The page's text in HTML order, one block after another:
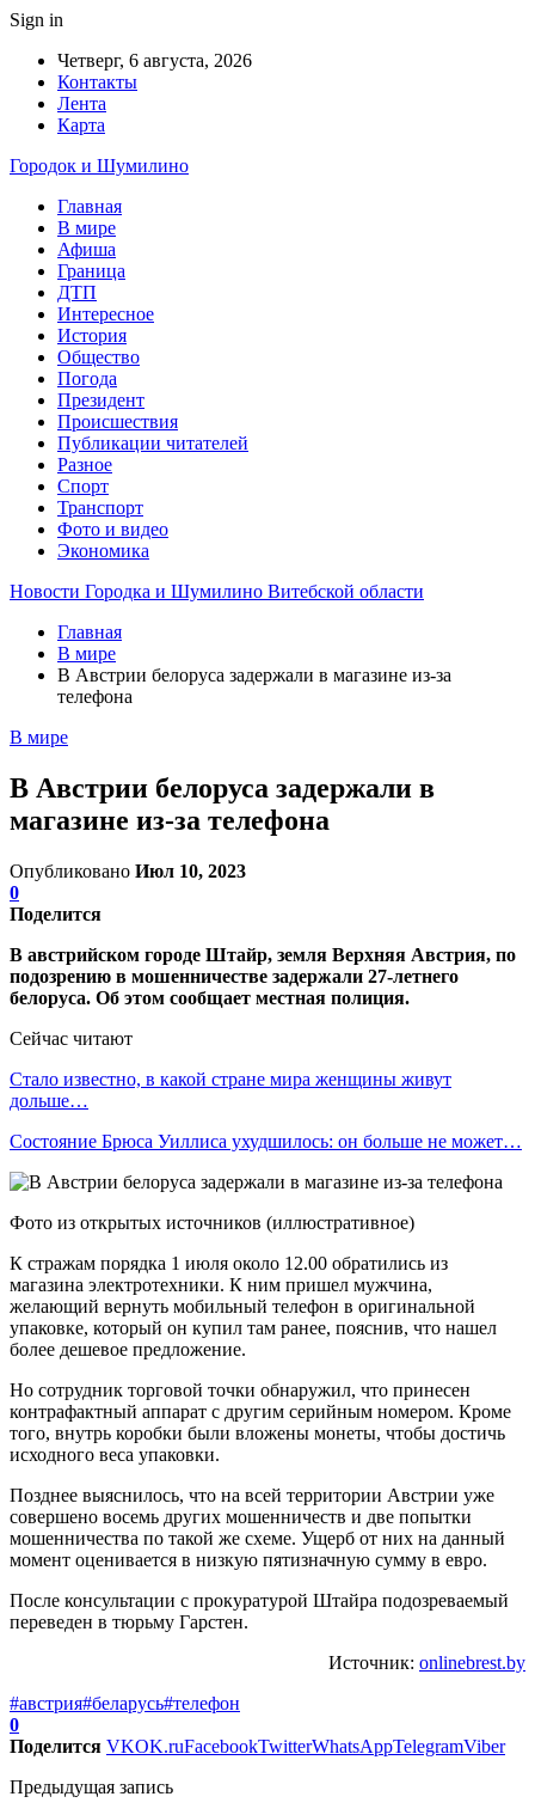
Sign in
Четверг, 6 августа, 2026
Контакты
Лента
Карта
Городок и Шумилино
Главная
В мире
Афиша
Граница
ДТП
Интересное
История
Общество
Погода
Президент
Происшествия
Публикации читателей
Разное
Спорт
Транспорт
Фото и видео
Экономика
Новости Городка и Шумилино Витебской области
Главная
В мире
В Австрии белоруса задержали в магазине из-за
телефона
В мире
В Австрии белоруса задержали в
магазине из-за телефона
Опубликовано Июл 10, 2023
0
Поделится
В австрийском городе Штайр, земля Верхняя Австрия, по
подозрению в мошенничестве задержали 27-летнего
белоруса. Об этом сообщает местная полиция.
Сейчас читают
Стало известно, в какой стране мира женщины живут
дольше…
Состояние Брюса Уиллиса ухудшилось: он больше не может…
Фото из открытых источников (иллюстративное)
К стражам порядка 1 июля около 12.00 обратились из
магазина электротехники. К ним пришел мужчина,
желающий вернуть мобильный телефон в оригинальной
упаковке, который он купил там ранее, пояснив, что нашел
более дешевое предложение.
Но сотрудник торговой точки обнаружил, что принесен
контрафактный аппарат с другим серийным номером. Кроме
того, внутрь коробки были вложены монеты, чтобы достичь
исходного веса упаковки.
Позднее выяснилось, что на всей территории Австрии уже
совершено восемь других мошенничеств и две попытки
мошенничества по такой же схеме. Ущерб от них на данный
момент оценивается в низкую пятизначную сумму в евро.
После консультации с прокуратурой Штайра подозреваемый
переведен в тюрьму Гарстен.
Источник: onlinebrest.by
#австрия#беларусь#телефон
0
Поделится VKOK.ruFacebookTwitterWhatsAppTelegramViber
Предыдущая запись